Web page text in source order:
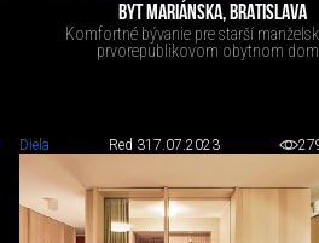
BYT MARIÁNSKA, BRATISLAVA
Komfortné bývanie pre starší
prvorepublikovom obytnom
Diela Red 317.07.2023